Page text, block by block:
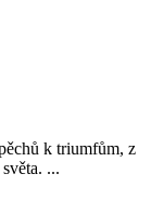
k triumfům, z
...